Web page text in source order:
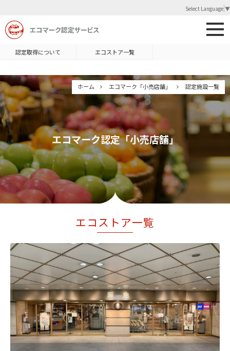
Select Language ▼
認定取得について エコストア一覧
エコマーク認定「小売店舗」
ホーム エコマーク「小売店舗」 認定施設一覧
エコストア一覧